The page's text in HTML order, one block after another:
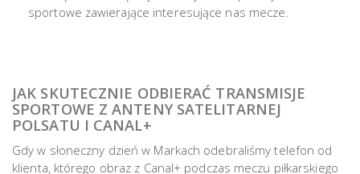
sportowe zawierające interesujące nas mecze.
JAK SKUTECZNIE ODBIERAĆ TRANSMISJE
SPORTOWE Z ANTENY SATELITARNEJ
POLSATU I CANAL+
Gdy w słoneczny dzień w Markach odebraliśmy telefon od
klienta, którego obraz z Canal+ podczas meczu piłkarskiego